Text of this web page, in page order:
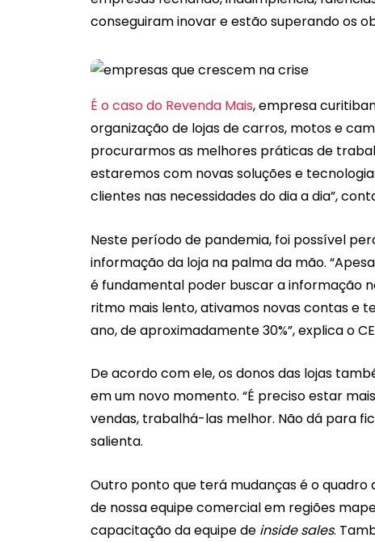
conseguiram inovar e estão superando os
É o caso do Revenda Mais, empresa
organização de lojas de carros, motos e
procurarmos as melhores práticas de
estaremos com novas soluções e
clientes nas necessidades do dia a dia”,
Neste período de pandemia, foi possível
informação da loja na palma da mão.
é fundamental poder buscar a informação
ritmo mais lento, ativamos novas contas e
ano, de aproximadamente 30%”, explica o
De acordo com ele, os donos das lojas
em um novo momento. “É preciso estar
vendas, trabalhá-las melhor. Não dá para
salienta.
Outro ponto que terá mudanças é o quadro
de nossa equipe comercial em regiões
capacitação da equipe de inside sales.